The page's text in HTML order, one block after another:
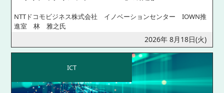
NTTドコモビジネス株式会社 イノベーションセンター IOWN推
進室 林 雅之氏
2026年 8月18日(火)
ICT